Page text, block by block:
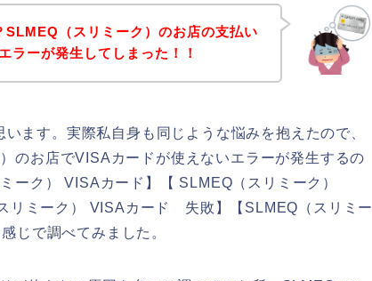
SLMEQ（スリミーク）のお店の支払い
ラーが発生してしまった！！
ます。実際私自身も同じような悩みを抱えたので、
のお店でVISAカードが使えないエラーが発生するの
ーク） VISAカード】【 SLMEQ（スリミーク）
ミーク） VISAカード 失敗】【SLMEQ（スリミー
じで調べてみました。